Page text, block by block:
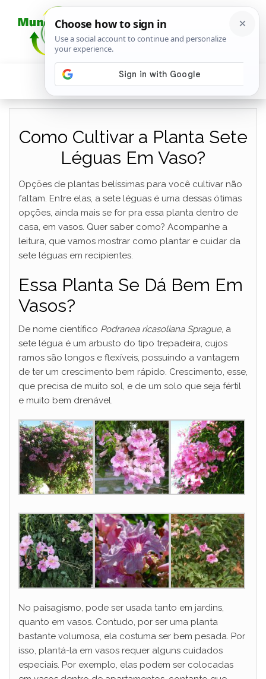
Como Cultivar a Planta Sete
Léguas Em Vaso?
Opções de plantas belíssimas para você cultivar não
faltam. Entre elas, a sete léguas é uma dessas ótimas
opções, ainda mais se for pra essa planta dentro de
casa, em vasos. Quer saber como? Acompanhe a
leitura, que vamos mostrar como plantar e cuidar da
sete léguas em recipientes.
Essa Planta Se Dá Bem Em
Vasos?
De nome científico Podranea ricasoliana Sprague, a
sete légua é um arbusto do tipo trepadeira, cujos
ramos são longos e flexíveis, possuindo a vantagem
de ter um crescimento bem rápido. Crescimento, esse,
que precisa de muito sol, e de um solo que seja fértil
e muito bem drenável.
No paisagismo, pode ser usada tanto em jardins,
quanto em vasos. Contudo, por ser uma planta
bastante volumosa, ela costuma ser bem pesada. Por
isso, plantá-la em vasos requer alguns cuidados
especiais. Por exemplo, elas podem ser colocadas